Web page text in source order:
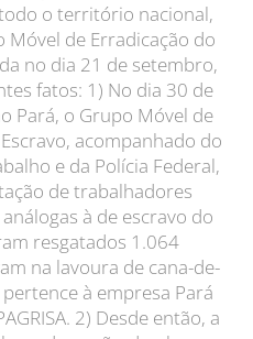
o território nacional,
Móvel de Erradicação do
no dia 21 de setembro,
fatos: 1) No dia 30 de
Pará, o Grupo Móvel de
acompanhado do
e da Polícia Federal,
de trabalhadores
à de escravo do
resgatados 1.064
na lavoura de cana-de-
à empresa Pará
2) Desde então, a